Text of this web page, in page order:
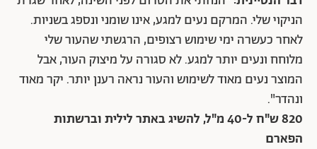
הניקוי שלי. המרקם נעים למגע, אינו שומני ונספג בשניות.
לאחר כעשרה ימי שימוש רצופים, הרגשתי שהעור שלי
מלוחח ונעים יותר למגע. לא סגורה על מיצוק העור, אבל
המוצר נעים מאוד לשימוש והעור נראה רענן יותר. יקר מאוד
ונהדר".
820 ש"ח ל-40 מ"ל,
להשיג באתר ליליתוברשתות
הפארם